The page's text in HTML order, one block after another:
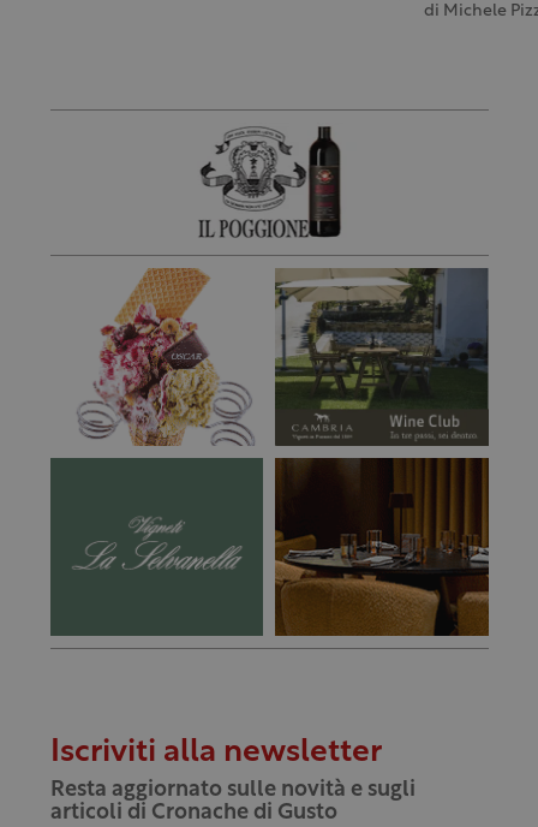
di Michele
Iscriviti alla newsletter
Resta aggiornato sulle novità e sugli
articoli di Cronache di Gusto